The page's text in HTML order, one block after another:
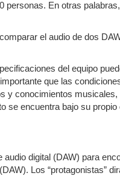
personas. En otras
el audio de dos
del equipo
que las
y conocimientos
se encuentra bajo su propio
digital (DAW) para
Los “protagonistas”